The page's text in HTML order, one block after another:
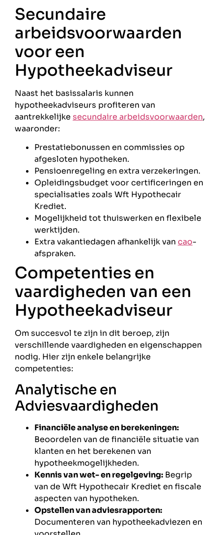
Secundaire
arbeidsvoorwaarden
voor een
Hypotheekadviseur
Naast het basissalaris kunnen
hypotheekadviseurs profiteren van
aantrekkelijke secundaire arbeidsvoorwaarden,
waaronder:
Prestatiebonussen en commissies op
afgesloten hypotheken.
Pensioenregeling en extra verzekeringen.
Opleidingsbudget voor certificeringen en
specialisaties zoals Wft Hypothecair
Krediet.
Mogelijkheid tot thuiswerken en flexibele
werktijden.
Extra vakantiedagen afhankelijk van cao-
afspraken.
Competenties en
vaardigheden van een
Hypotheekadviseur
Om succesvol te zijn in dit beroep, zijn
verschillende vaardigheden en eigenschappen
nodig. Hier zijn enkele belangrijke
competenties:
Analytische en
Adviesvaardigheden
Financiële analyse en berekeningen:
Beoordelen van de financiële situatie van
klanten en het berekenen van
hypotheekmogelijkheden.
Kennis van wet- en regelgeving: Begrip
van de Wft Hypothecair Krediet en fiscale
aspecten van hypotheken.
Opstellen van adviesrapporten:
Documenteren van hypotheekadviezen en